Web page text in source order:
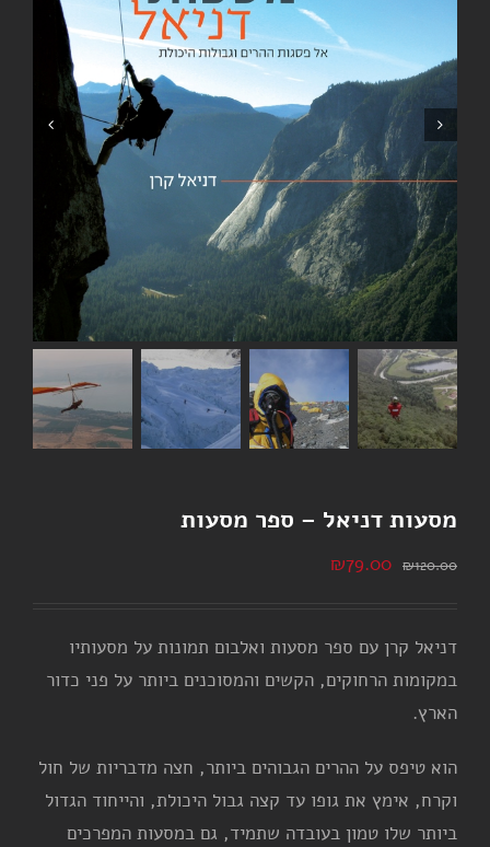
מסעות דניאל – ספר מסעות
₪120.00
המחיר
₪120.00.
₪79.00
₪79.00.
דניאל קרן עם ספר מסעות ואלבום תמונות על מסעותיו
במקומות הרחוקים, הקשים והמסוכנים ביותר על פני כדור
הארץ.
הוא טיפס על ההרים הגבוהים ביותר, חצה מדבריות של חול
וקרח, אימץ את גופו עד קצה גבול היכולת, והייחוד הגדול
ביותר שלו טמון בעובדה שתמיד, גם במסעות המפרכים